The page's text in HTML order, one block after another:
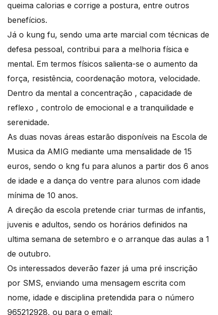
queima calorias e corrige a postura, entre outros
benefícios.
Já o kung fu, sendo uma arte marcial com técnicas de
defesa pessoal, contribui para a melhoria física e
mental. Em termos físicos salienta-se o aumento da
força, resistência, coordenação motora, velocidade.
Dentro da mental a concentração , capacidade de
reflexo , controlo de emocional e a tranquilidade e
serenidade.
As duas novas áreas estarão disponíveis na Escola de
Musica da AMIG mediante uma mensalidade de 15
euros, sendo o kng fu para alunos a partir dos 6 anos
de idade e a dança do ventre para alunos com idade
mínima de 10 anos.
A direção da escola pretende criar turmas de infantis,
juvenis e adultos, sendo os horários definidos na
ultima semana de setembro e o arranque das aulas a 1
de outubro.
Os interessados deverão fazer já uma pré inscrição
por SMS, enviando uma mensagem escrita com
nome, idade e disciplina pretendida para o número
965212928, ou para o email: